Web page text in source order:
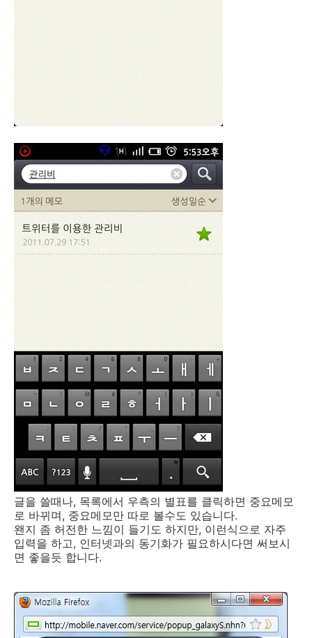
글을 쓸때나, 목록에서 우측의 별표를 클릭하면 중요메모
로 바뀌며, 중요메모만 따로 볼수도 있습니다.
왠지 좀 허전한 느낌이 들기도 하지만, 이런식으로 자주
입력을 하고, 인터넷과의 동기화가 필요하시다면 써보시
면 좋을듯 합니다.